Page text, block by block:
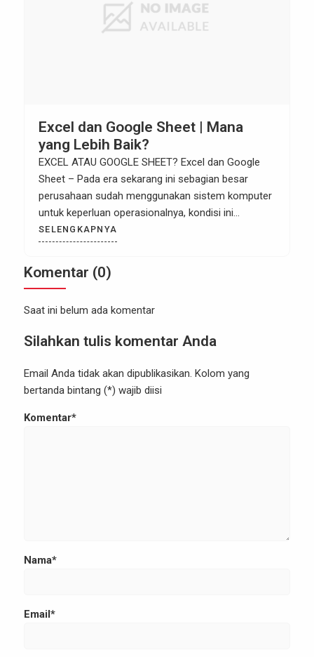
Excel dan Google Sheet | Mana
yang Lebih Baik?
EXCEL ATAU GOOGLE SHEET? Excel dan Google
Sheet – Pada era sekarang ini sebagian besar
perusahaan sudah menggunakan sistem komputer
untuk keperluan operasionalnya, kondisi ini
tentunya karena adanya kemudahan yang dirasakan
oleh pemilik perusahaan dalam hal operasional.
Seperti misalnya urusan administrasi,
keuangan/accounting, absensi dan banyak lainnya.
mengenai sebenarnya […]
SELENGKAPNYA
Komentar (0)
Saat ini belum ada komentar
Silahkan tulis komentar Anda
Email Anda tidak akan dipublikasikan. Kolom yang
bertanda bintang (*) wajib diisi
Komentar*
Nama*
Email*